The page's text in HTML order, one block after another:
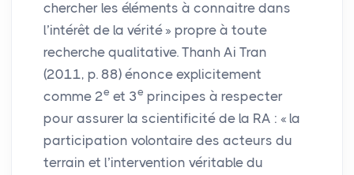
chercher les éléments à connaitre dans
l’intérêt de la vérité » propre à toute
recherche qualitative. Thanh Ai Tran
(2011, p. 88) énonce explicitement
comme 2e et 3e principes à respecter
pour assurer la scientificité de la RA : « la
participation volontaire des acteurs du
terrain et l’intervention véritable du